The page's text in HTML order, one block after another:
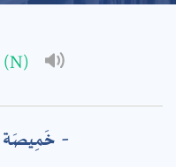
(N)
خَمِيصَة